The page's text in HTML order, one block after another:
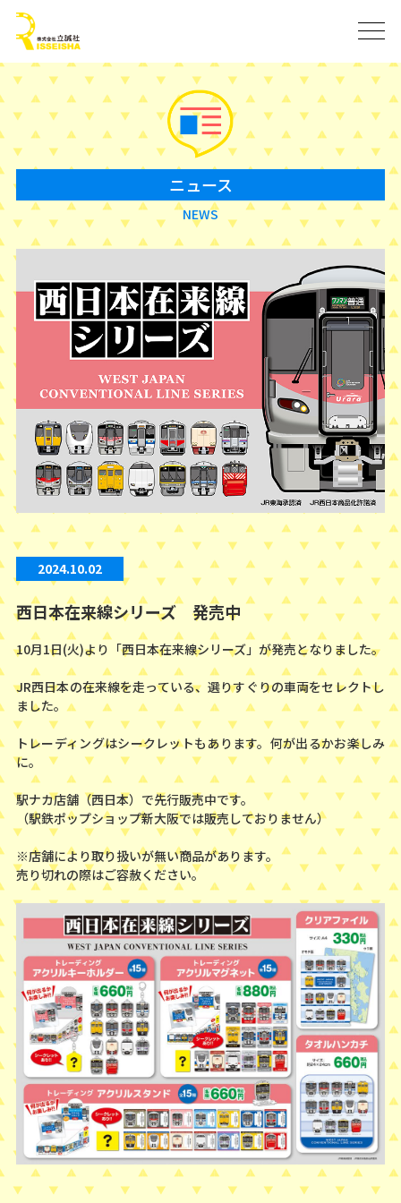
ニュース
NEWS
2024.10.02
西日本在来線シリーズ 発売中
10月1日(火)より「西日本在来線シリーズ」が発売となりました。
JR西日本の在来線を走っている、選りすぐりの車両をセレクトし
ました。
トレーディングはシークレットもあります。何が出るかお楽しみ
に。
駅ナカ店舗（西日本）で先行販売中です。
（駅鉄ポップショップ新大阪では販売しておりません）
※店舗により取り扱いが無い商品があります。
売り切れの際はご容赦ください。